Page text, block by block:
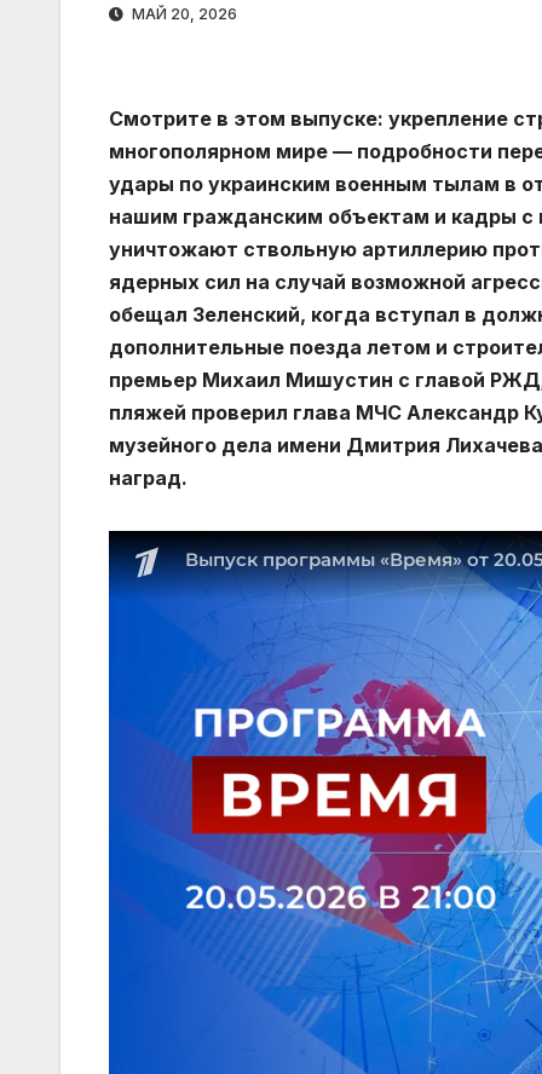
МАЙ 20, 2026
Смотрите в этом выпуске: укрепление
многополярном мире — подробности
удары по украинским военным тылам в
нашим гражданским объектам и кадры с
уничтожают ствольную артиллерию
ядерных сил на случай возможной
обещал Зеленский, когда вступал в
дополнительные поезда летом и
премьер Михаил Мишустин с главой РЖД;
пляжей проверил глава МЧС Александр
музейного дела имени Дмитрия
наград.